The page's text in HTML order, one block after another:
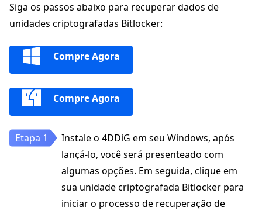
Siga os passos abaixo para recuperar dados de
unidades criptografadas Bitlocker:
Compre Agora
Compre Agora
Instale o 4DDiG em seu Windows, após
lançá-lo, você será presenteado com
algumas opções. Em seguida, clique em
sua unidade criptografada Bitlocker para
iniciar o processo de recuperação de